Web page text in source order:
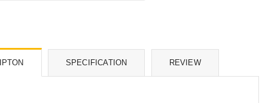
SPECIFICATION REVIEW